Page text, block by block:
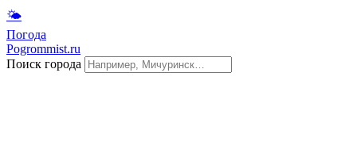
🌤
Погода
Pogrommist.ru
Поиск города